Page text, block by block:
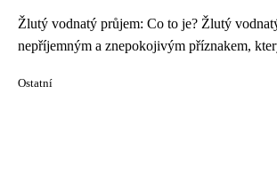
Žlutý vodnatý průjem: Co to je? Žlutý
nepříjemným a znepokojivým příznakem,
Ostatní